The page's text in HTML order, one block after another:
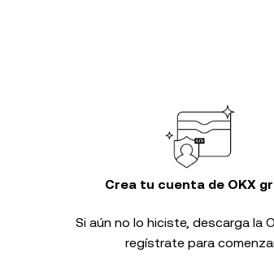
Crea tu cuenta de OKX
Si aún no lo hiciste, descarga la
regístrate para